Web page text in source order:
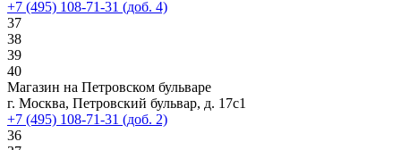
+7 (495) 108-71-31 (доб. 4)
37
38
39
40
Магазин на Петровском бульваре
г. Москва, Петровский бульвар, д. 17с1
+7 (495) 108-71-31 (доб. 2)
36